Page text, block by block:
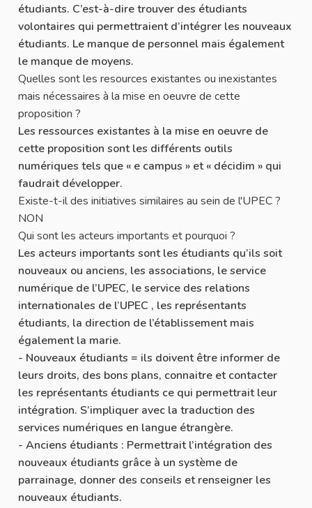
étudiants. C’est-à-dire trouver des étudiants
volontaires qui permettraient d’intégrer les nouveaux
étudiants. Le manque de personnel mais également
le manque de moyens.
Quelles sont les resources existantes ou inexistantes
mais nécessaires à la mise en oeuvre de cette
proposition ?
Les ressources existantes à la mise en oeuvre de
cette proposition sont les différents outils
numériques tels que « e campus » et « décidim » qui
faudrait développer.
Existe-t-il des initiatives similaires au sein de l'UPEC ?
NON
Qui sont les acteurs importants et pourquoi ?
Les acteurs importants sont les étudiants qu’ils soit
nouveaux ou anciens, les associations, le service
numérique de l’UPEC, le service des relations
internationales de l’UPEC , les représentants
étudiants, la direction de l’établissement mais
également la marie.
- Nouveaux étudiants = ils doivent être informer de
leurs droits, des bons plans, connaitre et contacter
les représentants étudiants ce qui permettrait leur
intégration. S’impliquer avec la traduction des
services numériques en langue étrangère.
- Anciens étudiants : Permettrait l’intégration des
nouveaux étudiants grâce à un système de
parrainage, donner des conseils et renseigner les
nouveaux étudiants.